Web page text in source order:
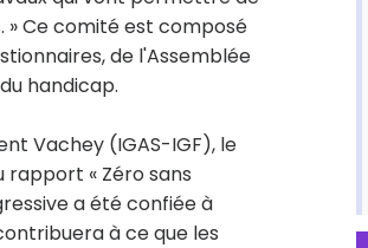
Ce comité est composé
de l'Assemblée
handicap.
Vachey (IGAS-IGF), le
« Zéro sans
a été confiée à
à ce que les